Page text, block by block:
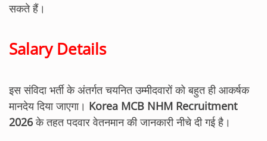
सकते हैं।
Salary Details
इस संविदा भर्ती के अंतर्गत चयनित उम्मीदवारों को बहुत ही आकर्षक
मानदेय दिया जाएगा। Korea MCB NHM Recruitment
2026के तहत पदवार वेतनमान की जानकारी नीचे दी गई है।